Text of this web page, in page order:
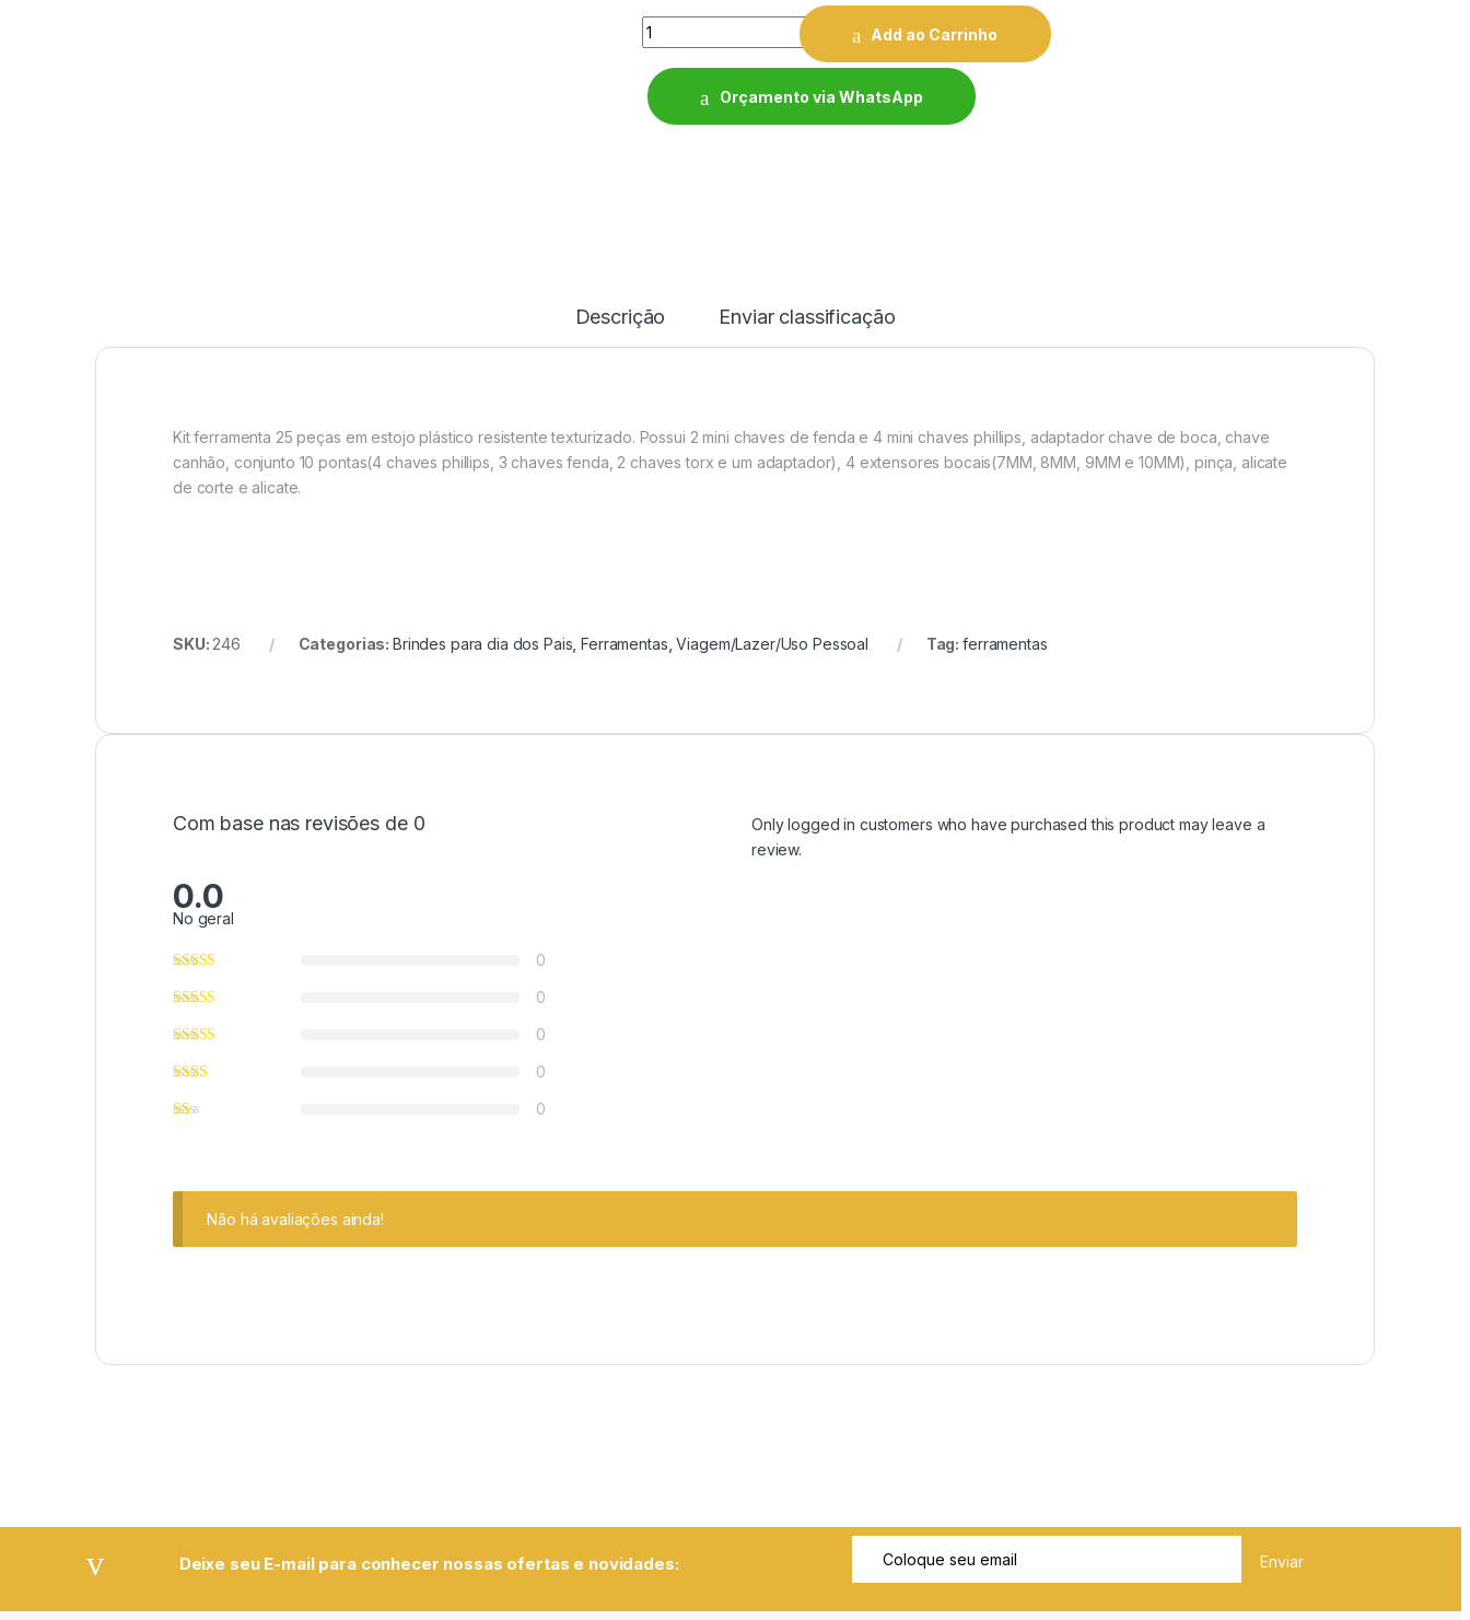
Quantity
Add ao Carrinho
Orçamento via WhatsApp
Descrição Enviar classificação
Kit ferramenta 25 peças em estojo plástico resistente texturizado. Possui 2 mini chaves de fenda e 4 mini chaves phillips, adaptador chave de boca, chave
canhão, conjunto 10 pontas(4 chaves phillips, 3 chaves fenda, 2 chaves torx e um adaptador), 4 extensores bocais(7MM, 8MM, 9MM e 10MM), pinça, alicate
de corte e alicate.
SKU: 246 Categorias: Brindes para dia dos Pais ,Ferramentas ,Viagem/Lazer/Uso Pessoal Tag:ferramentas
Com base nas revisões de 0
0.0
No geral
0
0
0
0
0
Only logged in customers who have purchased this product may leave a
review.
Não há avaliações ainda!
Deixe seu E-mail para conhecer nossas ofertas e novidades: